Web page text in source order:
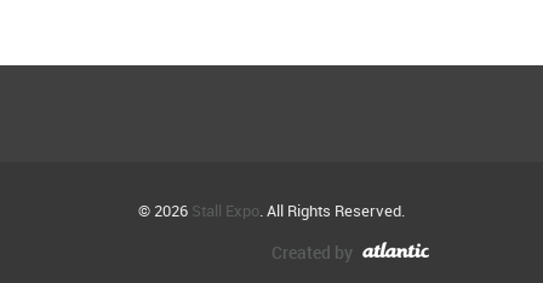
© 2026 Stall Expo. All Rights Reserved.
Created by